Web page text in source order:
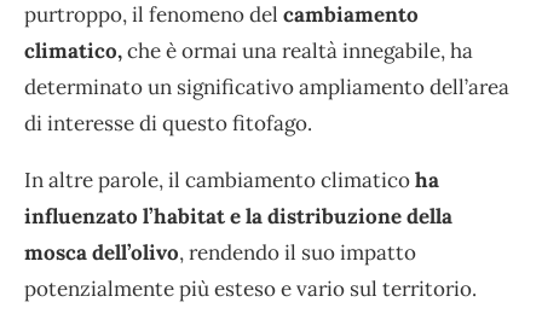
purtroppo, il fenomeno del cambiamento
climatico,che è ormai una realtà innegabile, ha
determinato un significativo ampliamento dell’area
di interesse di questo fitofago.
In altre parole, il cambiamento climaticoha
influenzato l’habitat e la distribuzione della
mosca dell’olivo, rendendo il suo impatto
potenzialmente più esteso e vario sul territorio.